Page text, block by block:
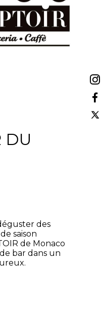
DU
des
saison
de Monaco
bar dans un